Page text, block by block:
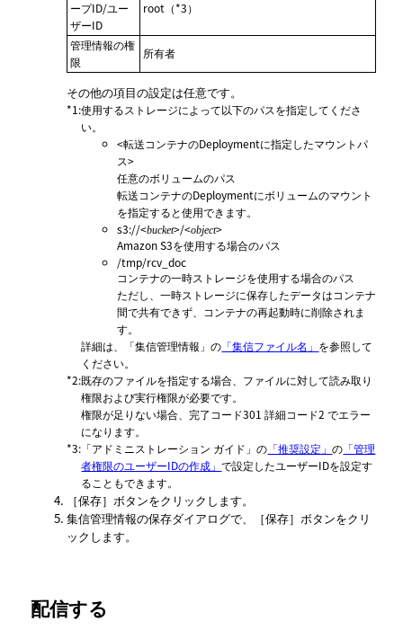
ープID/ユー
ザーID
root（*3）
管理情報の権
限
所有者
その他の項目の設定は任意です。
*1:使用するストレージによって以下のパスを指定してくださ
い。
<転送コンテナのDeploymentに指定したマウントパ
ス>
任意のボリュームのパス
転送コンテナのDeploymentにボリュームのマウント
を指定すると使用できます。
s3://<bucket>/<object>
Amazon S3を使用する場合のパス
/tmp/rcv_doc
コンテナの一時ストレージを使用する場合のパス
ただし、一時ストレージに保存したデータはコンテナ
間で共有できず、コンテナの再起動時に削除されま
す。
詳細は、「集信管理情報」の 「集信ファイル名」 を参照して
ください。
*2:既存のファイルを指定する場合、ファイルに対して読み取り
権限および実行権限が必要です。
権限が足りない場合、完了コード301 詳細コード2 でエラー
になります。
*3: 「アドミニストレーション ガイド」の 「推奨設定」の 「管理
者権限のユーザーIDの作成」で設定したユーザーIDを設定す
ることもできます。
保存
ボタンをクリックします。
集信管理情報の保存ダイアログで、
保存
ボタンをクリ
ックします。
配信する